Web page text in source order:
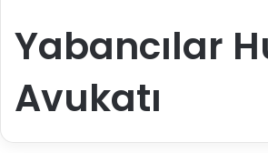
Yabancılar
Avukatı